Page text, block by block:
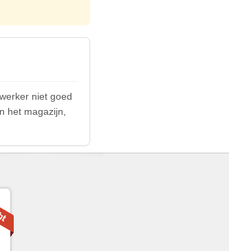
niet goed
het magazijn,